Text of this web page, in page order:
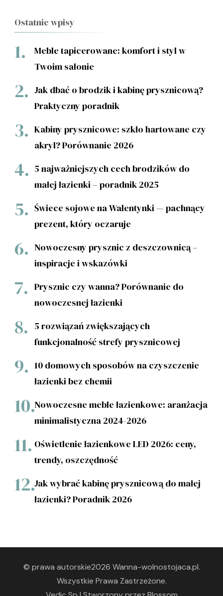
Ostatnie wpisy
Meble tapicerowane: komfort i styl w
Twoim salonie
Jak dbać o brodzik i kabinę prysznicową?
Praktyczny poradnik
Kabiny prysznicowe: szkło hartowane czy
akryl? Porównanie 2026
5 najważniejszych cech brodzików do
małej łazienki – poradnik 2025
Świece sojowe na Walentynki — pachnący
prezent, który oczaruje
Nowoczesny prysznic z deszczownicą –
inspiracje i wskazówki
Prysznic czy wanna? Porównanie do
nowoczesnej łazienki
5 rozwiązań zwiększających
funkcjonalność strefy prysznicowej
10 domowych sposobów na czyszczenie
łazienki bez chemii
Nowoczesne meble łazienkowe: aranżacja
minimalistyczna 2024-2026
Oświetlenie łazienkowe LED 2026: ceny,
trendy, oszczędność
Jak wybrać kabinę prysznicową do małej
łazienki? Poradnik 2026
© prawa autorskie2026 Wanna-wolnostojaca.pl.
Wszystkie Prawa Zastrzeżone.